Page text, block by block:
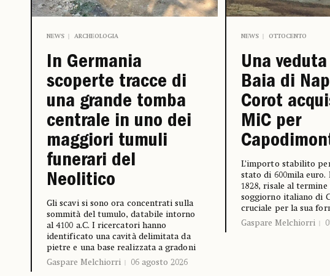
NEWS ARCHEOLOGIA
In Germania
scoperte tracce di
una grande tomba
centrale in uno dei
maggiori tumuli
funerari del
Neolitico
Gli scavi si sono ora concentrati sulla
sommità del tumulo, databile intorno
al 4100 a.C. I ricercatori hanno
identificato una cavità delimitata da
pietre e una base realizzata a gradoni
Gaspare Melchiorri
06 agosto 2026
NEWS OTTOCENTO
Una
Baia di
Corot
MiC per
L’importo stabilito
stato di 600mila euro.
1828, risale al
soggiorno italiano di
cruciale per la sua
Gaspare Melchiorri